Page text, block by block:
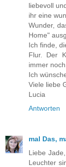
liebevoll
ihr eine
Wunder,
Home"
Ich finde,
Flur. Der
immer
Ich
Viele liebe
Lucia
Antworten
mal Das,
Liebe
Leuchter